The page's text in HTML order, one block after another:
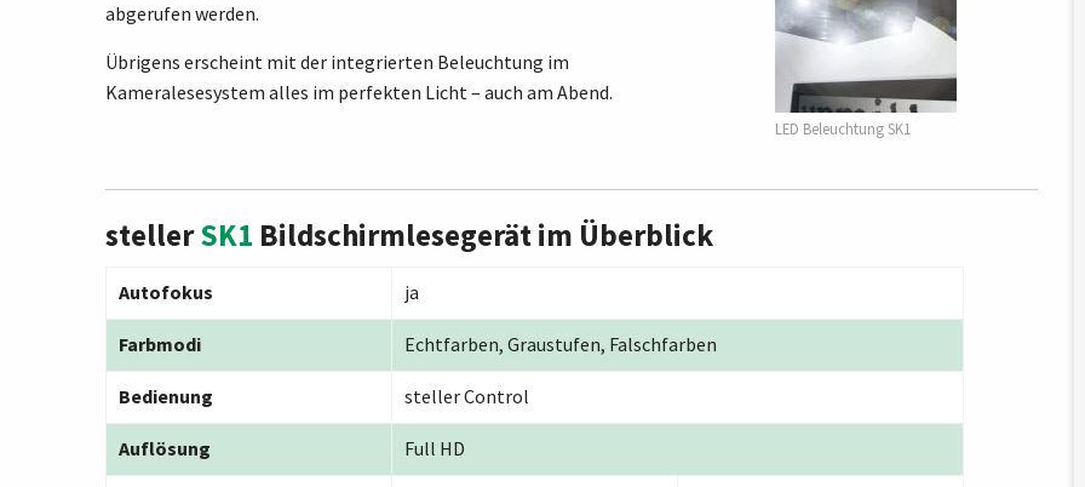
abgerufen werden.
Übrigens erscheint mit der integrierten Beleuchtung im
Kameralesesystem alles im perfekten Licht – auch am Abend.
LED Beleuchtung SK1
stellerSK1 Bildschirmlesegerät im Überblick
Autofokus ja
Farbmodi Echtfarben, Graustufen, Falschfarben
Bedienung steller Control
Auflösung Full HD